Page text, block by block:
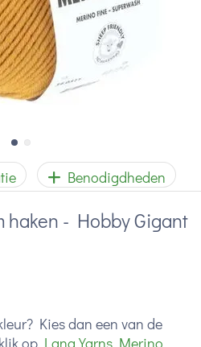
Benodigdheden
haken - Hobby Gigant
Kies dan een van de
op Lang Yarns Merino